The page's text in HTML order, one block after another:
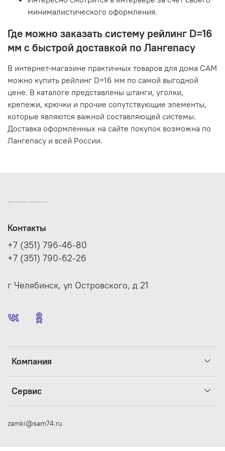
минималистического оформления.
Где можно заказать систему рейлинг D=16
мм с быстрой доставкой по Лангепасу
В интернет-магазине практичных товаров для дома САМ
можно купить рейлинг D=16 мм по самой выгодной
цене. В каталоге представлены штанги, уголки,
крепежи, крючки и прочие сопутствующие элементы,
которые являются важной составляющей системы.
Доставка оформленных на сайте покупок возможна по
Лангепасу и всей России.
Компания
Сервис
Контакты
+7 (351) 796-46-80
+7 (351) 790-62-26
г Челябинск, ул Островского, д 21
zamki@sam74.ru